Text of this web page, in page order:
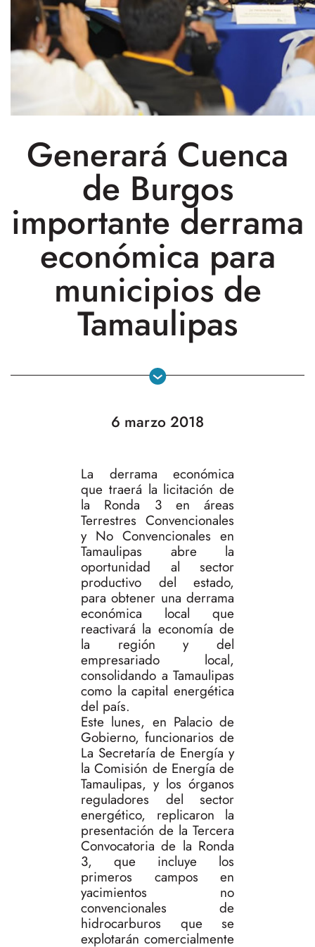
Generará Cuenca
de Burgos
importante derrama
económica para
municipios de
Tamaulipas
6 marzo 2018
La derrama económica
que traerá la licitación de
la Ronda 3 en áreas
Terrestres Convencionales
y No Convencionales en
Tamaulipas abre la
oportunidad al sector
productivo del estado,
para obtener una derrama
económica local que
reactivará la economía de
la región y del
empresariado local,
consolidando a Tamaulipas
como la capital energética
del país.
Este lunes, en Palacio de
Gobierno, funcionarios de
La Secretaría de Energía y
la Comisión de Energía de
Tamaulipas, y los órganos
reguladores del sector
energético, replicaron la
presentación de la Tercera
Convocatoria de la Ronda
3, que incluye los
primeros campos en
yacimientos no
convencionales de
hidrocarburos que se
explotarán comercialmente